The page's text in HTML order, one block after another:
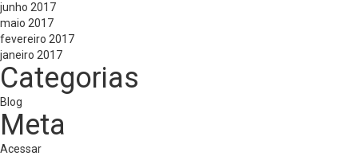
junho 2017
maio 2017
fevereiro 2017
janeiro 2017
Categorias
Blog
Meta
Acessar